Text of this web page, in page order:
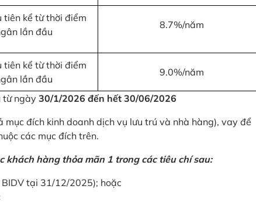
tiên kể từ thời điểm
lần đầu
8.7%/năm
tiên kể từ thời điểm
lần đầu
9.0%/năm
từ ngày 30/1/2026 đến hết 30/06/2026
đích kinh doanh dịch vụ lưu trú và nhà hàng), vay để
các mục đích trên.
khách hàng thỏa mãn 1 trong các tiêu chí sau:
tại 31/12/2025); hoặc